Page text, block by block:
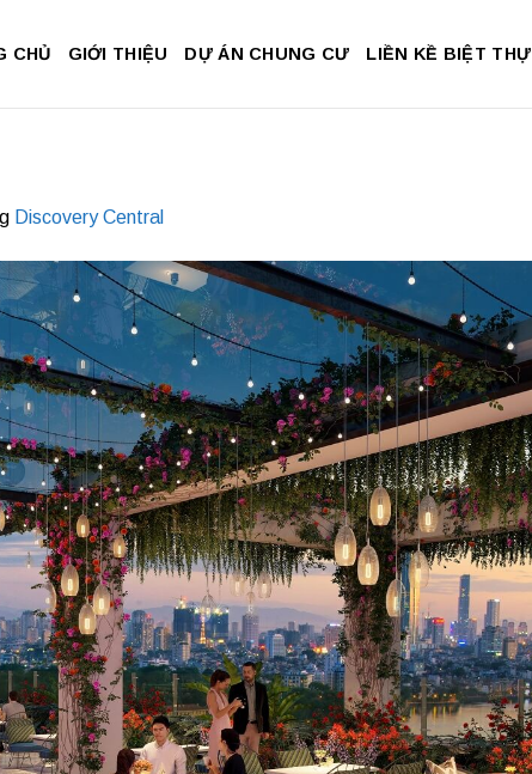
CHỦ GIỚI THIỆU DỰ ÁN CHUNG CƯ LIỀN KỀ BIỆT THỰ
Discovery Central